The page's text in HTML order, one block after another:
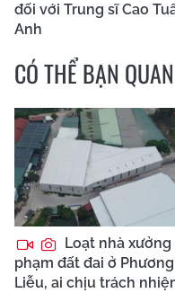
đối với Trung sĩ Cao
Anh
CÓ THỂ BẠN
Loạt nhà xưởng
phạm đất đai ở Phương
Liễu, ai chịu trách